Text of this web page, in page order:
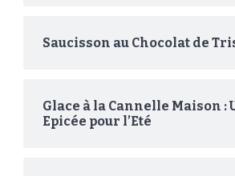
Saucisson au Chocolat de
Glace à la Cannelle Maison :
Epicée pour l’Eté